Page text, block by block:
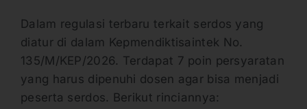
Dalam regulasi terbaru terkait serdos yang
diatur di dalam Kepmendiktisaintek No.
135/M/KEP/2026. Terdapat 7 poin persyaratan
yang harus dipenuhi dosen agar bisa menjadi
peserta serdos. Berikut rinciannya: